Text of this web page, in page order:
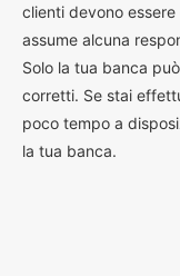
clienti devono
assume alcuna
Solo la tua banca
corretti. Se stai
poco tempo a
la tua banca.